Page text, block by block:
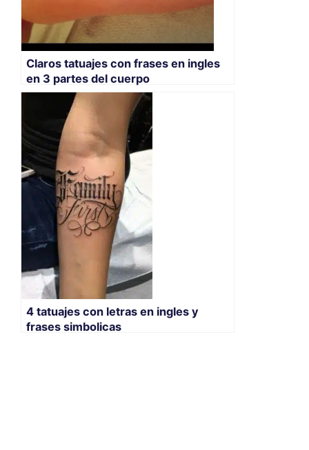
Claros tatuajes con frases en ingles
en 3 partes del cuerpo
4 tatuajes con letras en ingles y
frases simbolicas